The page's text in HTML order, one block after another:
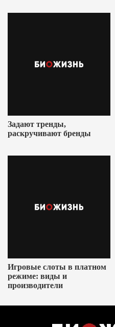
Задают тренды,
раскручивают бренды
Игровые слоты в платном
режиме: виды и
производители